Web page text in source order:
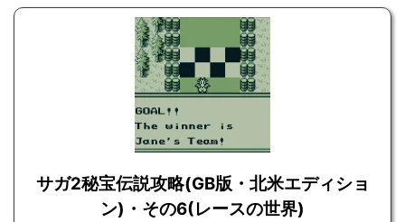
サガ2秘宝伝説攻略(GB版・北米エディショ
ン)・その6(レースの世界)